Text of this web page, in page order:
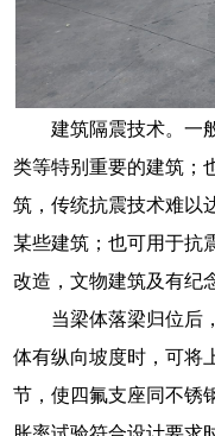
建筑隔震技术。一
类等特别重要的建筑；
筑，传统抗震技术难以
某些建筑；也可用于抗
改造，文物建筑及有纪
当梁体落梁归位后
体有纵向坡度时，可将
节，使四氟支座同不锈